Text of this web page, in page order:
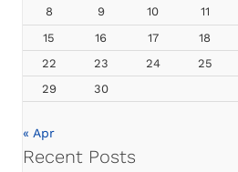
8
9 10 11
15
16 17 18
22
23 24 25
29
30
« Apr
Recent Posts